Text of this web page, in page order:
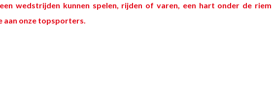
wedstrijden kunnen spelen, rijden of varen, een hart onder de riem
aan onze topsporters.